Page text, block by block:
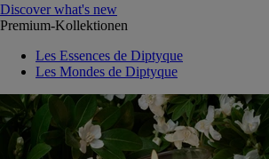
Discover what's new
Premium-Kollektionen
Les Essences de Diptyque
Les Mondes de Diptyque